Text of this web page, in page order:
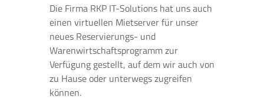
Die Firma RKP IT-Solutions hat uns auch
einen virtuellen Mietserver für unser
neues Reservierungs- und
Warenwirtschaftsprogramm zur
Verfügung gestellt, auf dem wir auch von
zu Hause oder unterwegs zugreifen
können.